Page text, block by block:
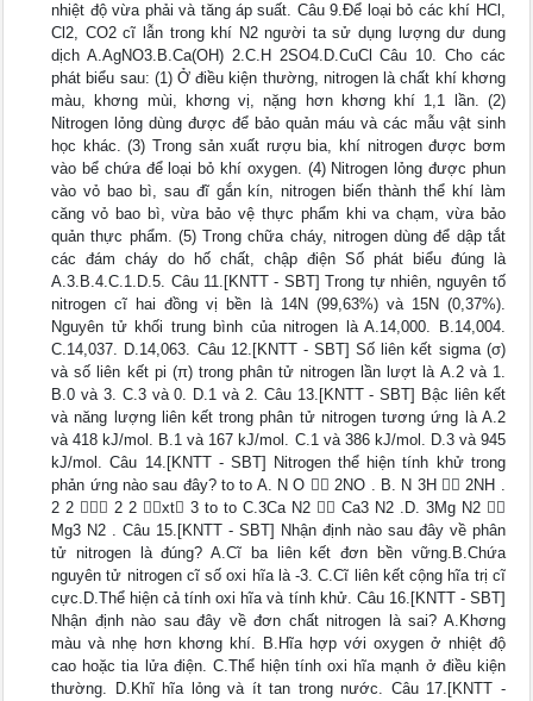
nhiệt độ vừa phải và tăng áp suất. Câu 9.Để loại bỏ các khí HCl,
Cl2, CO2 cĩ lẫn trong khí N2 người ta sử dụng lượng dư dung
dịch A.AgNO3.B.Ca(OH) 2.C.H 2SO4.D.CuCl Câu 10. Cho các
phát biểu sau: (1) Ở điều kiện thường, nitrogen là chất khí khơng
màu, khơng mùi, khơng vị, nặng hơn khơng khí 1,1 lần. (2)
Nitrogen lỏng dùng được để bảo quản máu và các mẫu vật sinh
học khác. (3) Trong sản xuất rượu bia, khí nitrogen được bơm
vào bể chứa để loại bỏ khí oxygen. (4) Nitrogen lỏng được phun
vào vỏ bao bì, sau đĩ gắn kín, nitrogen biến thành thể khí làm
căng vỏ bao bì, vừa bảo vệ thực phẩm khi va chạm, vừa bảo
quản thực phẩm. (5) Trong chữa cháy, nitrogen dùng để dập tắt
các đám cháy do hố chất, chập điện Số phát biểu đúng là
A.3.B.4.C.1.D.5. Câu 11.[KNTT - SBT] Trong tự nhiên, nguyên tố
nitrogen cĩ hai đồng vị bền là 14N (99,63%) và 15N (0,37%).
Nguyên tử khối trung bình của nitrogen là A.14,000. B.14,004.
C.14,037. D.14,063. Câu 12.[KNTT - SBT] Số liên kết sigma (σ)
và số liên kết pi (π) trong phân tử nitrogen lần lượt là A.2 và 1.
B.0 và 3. C.3 và 0. D.1 và 2. Câu 13.[KNTT - SBT] Bậc liên kết
và năng lượng liên kết trong phân tử nitrogen tương ứng là A.2
và 418 kJ/mol. B.1 và 167 kJ/mol. C.1 và 386 kJ/mol. D.3 và 945
kJ/mol. Câu 14.[KNTT - SBT] Nitrogen thể hiện tính khử trong
phản ứng nào sau đây? to to A. N O  2NO . B. N 3H  2NH .
2 2  2 2 xt 3 to to C.3Ca N2  Ca3 N2 .D. 3Mg N2 
Mg3 N2 . Câu 15.[KNTT - SBT] Nhận định nào sau đây về phân
tử nitrogen là đúng? A.Cĩ ba liên kết đơn bền vững.B.Chứa
nguyên tử nitrogen cĩ số oxi hĩa là -3. C.Cĩ liên kết cộng hĩa trị cĩ
cực.D.Thể hiện cả tính oxi hĩa và tính khử. Câu 16.[KNTT - SBT]
Nhận định nào sau đây về đơn chất nitrogen là sai? A.Khơng
màu và nhẹ hơn khơng khí. B.Hĩa hợp với oxygen ở nhiệt độ
cao hoặc tia lửa điện. C.Thể hiện tính oxi hĩa mạnh ở điều kiện
thường. D.Khĩ hĩa lỏng và ít tan trong nước. Câu 17.[KNTT -